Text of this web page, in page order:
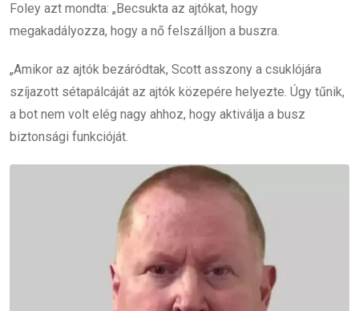
Foley azt mondta: „Becsukta az ajtókat, hogy
megakadályozza, hogy a nő felszálljon a buszra.
„Amikor az ajtók bezáródtak, Scott asszony a csuklójára
szíjazott sétapálcáját az ajtók közepére helyezte. Úgy tűnik,
a bot nem volt elég nagy ahhoz, hogy aktiválja a busz
biztonsági funkcióját.